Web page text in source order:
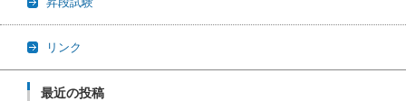
リンク
最近の投稿